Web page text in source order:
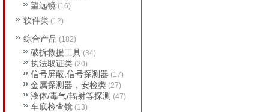
望远镜 (16)
软件类 (12)
综合产品 (182)
破拆救援工具 (34)
执法取证类 (20)
信号屏蔽,信号探测器 (17)
金属探测器，安检类 (27)
液体/毒气/辐射等探测 (47)
车底检查镜 (13)